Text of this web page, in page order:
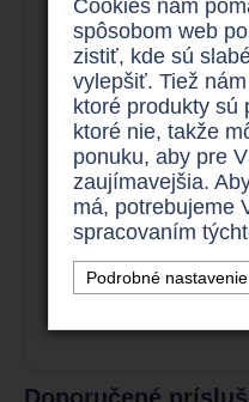
Cookies nám
spôsobom web
zistiť, kde sú
vylepšiť. Tiež
ktoré produkty sú
ktoré nie, takže
ponuku, aby pre
zaujímavejšia.
má, potrebujeme
spracovaním
Podrobné nastavenie